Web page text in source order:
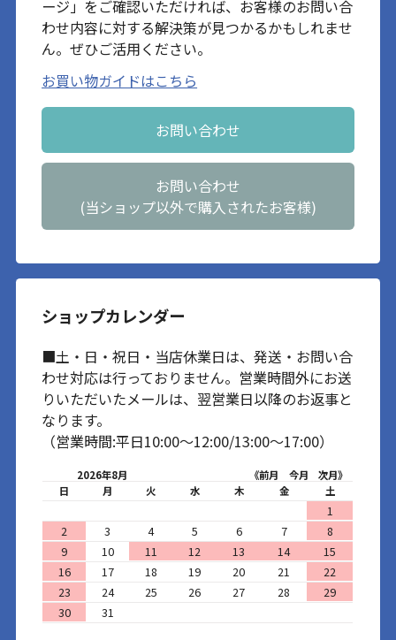
ージ」をご確認いただければ、お客様のお問い合
わせ内容に対する解決策が見つかるかもしれませ
ん。ぜひご活用ください。
お買い物ガイドはこちら
お問い合わせ
お問い合わせ
(当ショップ以外で購入されたお客様)
ショップカレンダー
■土・日・祝日・当店休業日は、発送・お問い合
わせ対応は行っておりません。営業時間外にお送
りいただいたメールは、翌営業日以降のお返事と
なります。
（営業時間:平日10:00～12:00/13:00～17:00）
2026年8月 《前月 今月
次月》
日
月 火 水 木 金 土
1
2
3 4 5 6 7
8
9
10 11 12 13 14
15
16
17 18 19 20 21
22
23
24 25 26 27 28
29
30
31